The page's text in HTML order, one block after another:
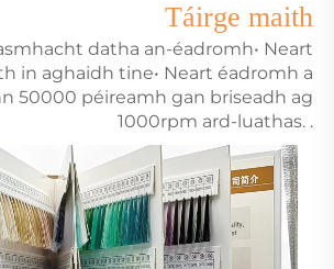
Táirge maith
datha an-éadromh• Neart
in aghaidh tine• Neart éadromh a
50000 péireamh gan briseadh ag
1000rpm ard-luathas. .